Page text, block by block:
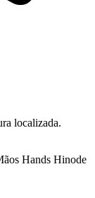
localizada.